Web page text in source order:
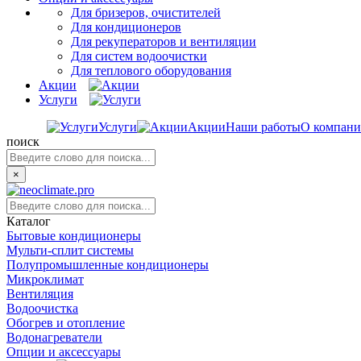
Для бризеров, очистителей
Для кондиционеров
Для рекуператоров и вентиляции
Для систем водоочистки
Для теплового оборудования
Акции
Услуги
Услуги
АкцииНаши работыО
поиск
×
Каталог
Бытовые кондиционеры
Мульти-сплит системы
Полупромышленные кондиционеры
Микроклимат
Вентиляция
Водоочистка
Обогрев и отопление
Водонагреватели
Опции и аксессуары